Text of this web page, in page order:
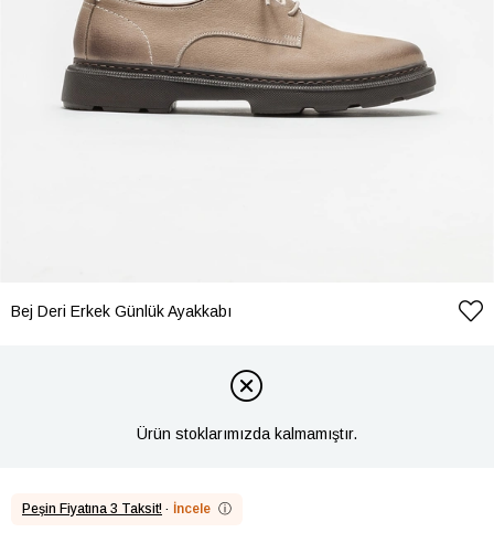
Bej Deri Erkek Günlük Ayakkabı
Ürün stoklarımızda kalmamıştır.
Peşin Fiyatına 3 Taksit! · İncele ⓘ